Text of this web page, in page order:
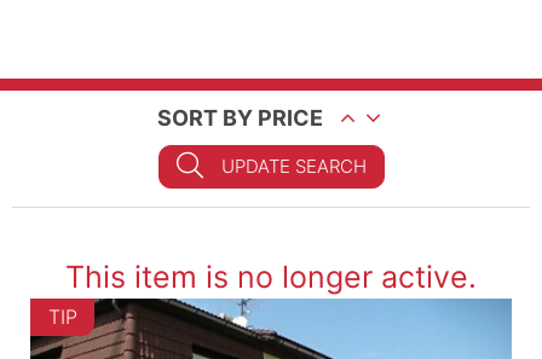
SORT BY PRICE
UPDATE SEARCH
This item is no longer active.
TIP